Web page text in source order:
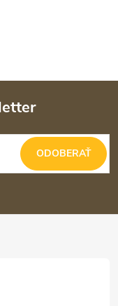
ODOBERAŤ